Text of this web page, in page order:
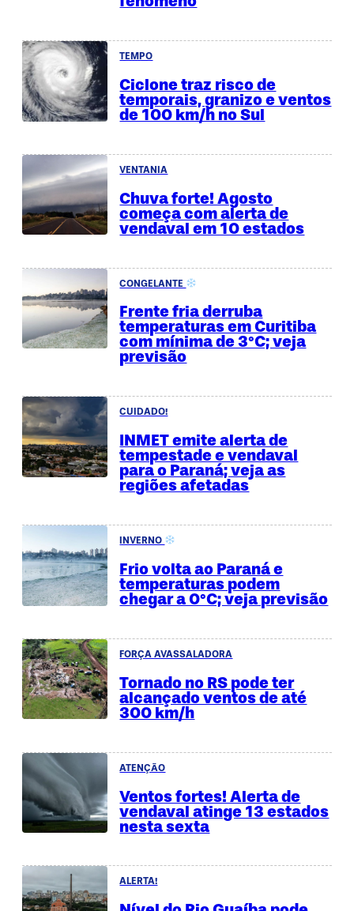
TEMPO
Ciclone traz risco de
temporais, granizo e ventos
de 100 km/h no Sul
VENTANIA
Chuva forte! Agosto
começa com alerta de
vendaval em 10 estados
CONGELANTE
Frente fria derruba
temperaturas em Curitiba
com mínima de 3°C; veja
previsão
CUIDADO!
INMET emite alerta de
tempestade e vendaval
para o Paraná; veja as
regiões afetadas
INVERNO
Frio volta ao Paraná e
temperaturas podem
chegar a 0°C; veja previsão
FORÇA AVASSALADORA
Tornado no RS pode ter
alcançado ventos de até
300 km/h
ATENÇÃO
Ventos fortes! Alerta de
vendaval atinge 13 estados
nesta sexta
ALERTA!